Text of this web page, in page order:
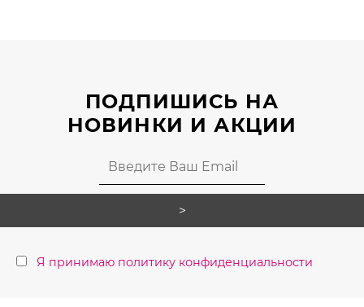
ПОДПИШИСЬ НА
НОВИНКИ И АКЦИИ
Я принимаю политику конфиденциальности